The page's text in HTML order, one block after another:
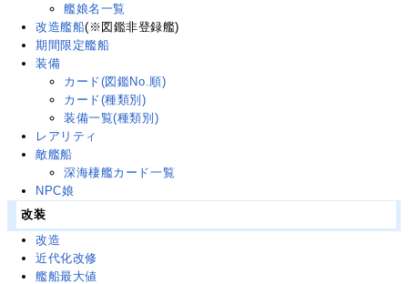
艦娘名一覧
改造艦船(※図鑑非登録艦)
期間限定艦船
装備
カード(図鑑No.順)
カード(種類別)
装備一覧(種類別)
レアリティ
敵艦船
深海棲艦カード一覧
NPC娘
改装
改造
近代化改修
艦船最大値